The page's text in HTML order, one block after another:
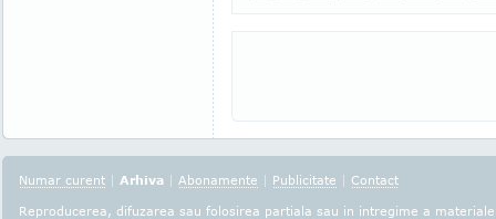
Numar curent | Arhiva | Abonamente | Publicitate | Contact
Reproducerea, difuzarea sau folosirea partiala sau in intregime a